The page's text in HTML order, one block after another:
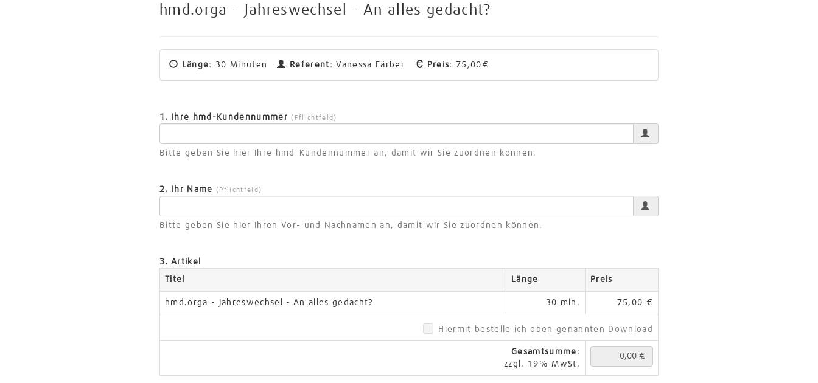
hmd.orga - Jahreswechsel - An alles gedacht?
Länge: 30 Minuten Referent: Vanessa Färber Preis: 75,00€
1. Ihre hmd-Kundennummer(Pflichtfeld)
Bitte geben Sie hier Ihre hmd-Kundennummer an, damit wir Sie zuordnen können.
2. Ihr Name (Pflichtfeld)
Bitte geben Sie hier Ihren Vor- und Nachnamen an, damit wir Sie zuordnen können.
3. Artikel
Titel Länge Preis
hmd.orga - Jahreswechsel - An alles gedacht? 30 min. 75,00 €
Hiermit bestelle ich oben genannten Download
Gesamtsumme:
zzgl. 19% MwSt.